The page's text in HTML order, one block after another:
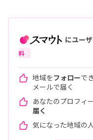
にユー
料
地域をフォローで
メールで届く
あなたのプロフィ
届く
気になった地域の